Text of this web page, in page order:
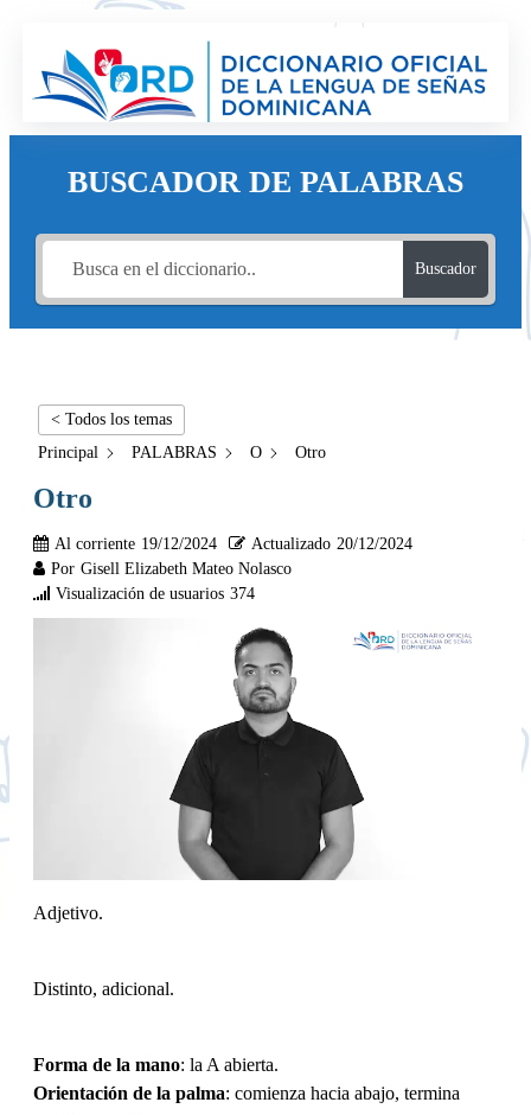
BUSCADOR DE PALABRAS
Buscador
< Todos los temas
Principal
PALABRAS O Otro
Otro
Al corriente 19/12/2024 Actualizado 20/12/2024
Por Gisell Elizabeth Mateo Nolasco
Visualización de usuarios 374
Adjetivo.
Distinto, adicional.
Forma de la mano: la A abierta.
Orientación de la palma: comienza hacia abajo, termina